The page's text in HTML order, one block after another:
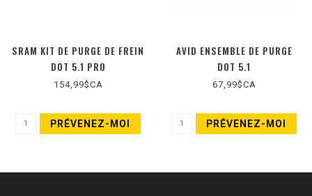
SRAM KIT DE PURGE DE FREIN
DOT 5.1 PRO
154,99$CA
PRÉVENEZ-MOI
AVID ENSEMBLE DE PURGE
DOT 5.1
67,99$CA
PRÉVENEZ-MOI